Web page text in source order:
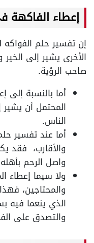
إعطاء الفاكهة
إن تفسير حلم الفواكه
الأخرى يشير إلى
صاحب الرؤية.
أما بالنسبة إلى
المحتمل أن
الناس.
أما عند تفسير
والأقارب، فقد
واصل الرحم
ولا سيما إعطاء
والمحتاجين،
الذي ينعما فيه
والتصدق على